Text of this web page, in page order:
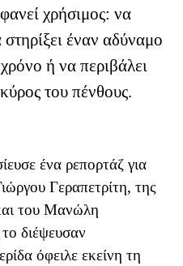
χρήσιμος: να
έναν αδύναμο
ή να περιβάλει
του πένθους.
ένα ρεπορτάζ για
Γεραπετρίτη, της
του Μανώλη
διέψευσαν
όφειλε εκείνη τη